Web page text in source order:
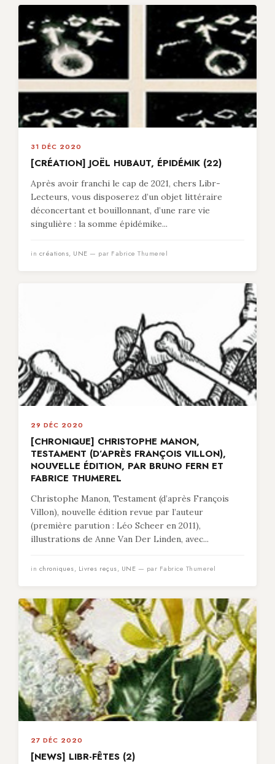
31 DÉC 2020
[CRÉATION] JOËL HUBAUT, ÉPIDÉMIK (22)
Après avoir franchi le cap de 2021, chers Libr-
Lecteurs, vous disposerez d’un objet littéraire
déconcertant et bouillonnant, d’une rare vie
singulière : la somme épidémike...
in créations, UNE — par Fabrice Thumerel
29 DÉC 2020
[CHRONIQUE] CHRISTOPHE MANON,
TESTAMENT (D’APRÈS FRANÇOIS VILLON),
NOUVELLE ÉDITION, PAR BRUNO FERN ET
FABRICE THUMEREL
Christophe Manon, Testament (d’après François
Villon), nouvelle édition revue par l’auteur
(première parution : Léo Scheer en 2011),
illustrations de Anne Van Der Linden, avec...
in chroniques, Livres reçus, UNE — par Fabrice Thumerel
27 DÉC 2020
[NEWS] LIBR-FÊTES (2)